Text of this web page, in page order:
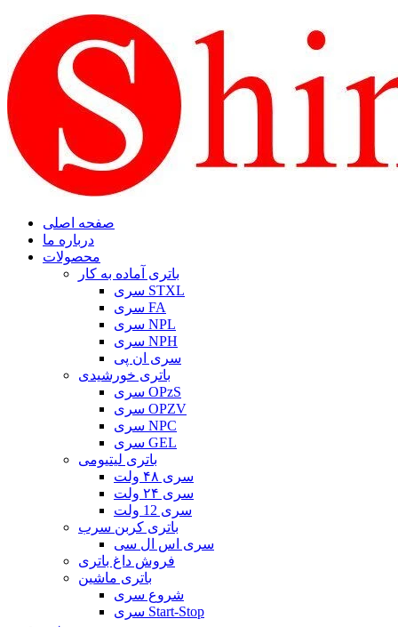
صفحه اصلی
درباره ما
محصولات
باتری آماده به کار
سری STXL
سری FA
سری NPL
سری NPH
سری ان پی
باتری خورشیدی
سری OPzS
سری OPZV
سری NPC
سری GEL
باتری لیتیومی
سری ۴۸ ولت
سری ۲۴ ولت
سری 12 ولت
باتری کربن سرب
سری اس ال سی
فروش داغ باتری
باتری ماشین
شروع سری
سری Start-Stop